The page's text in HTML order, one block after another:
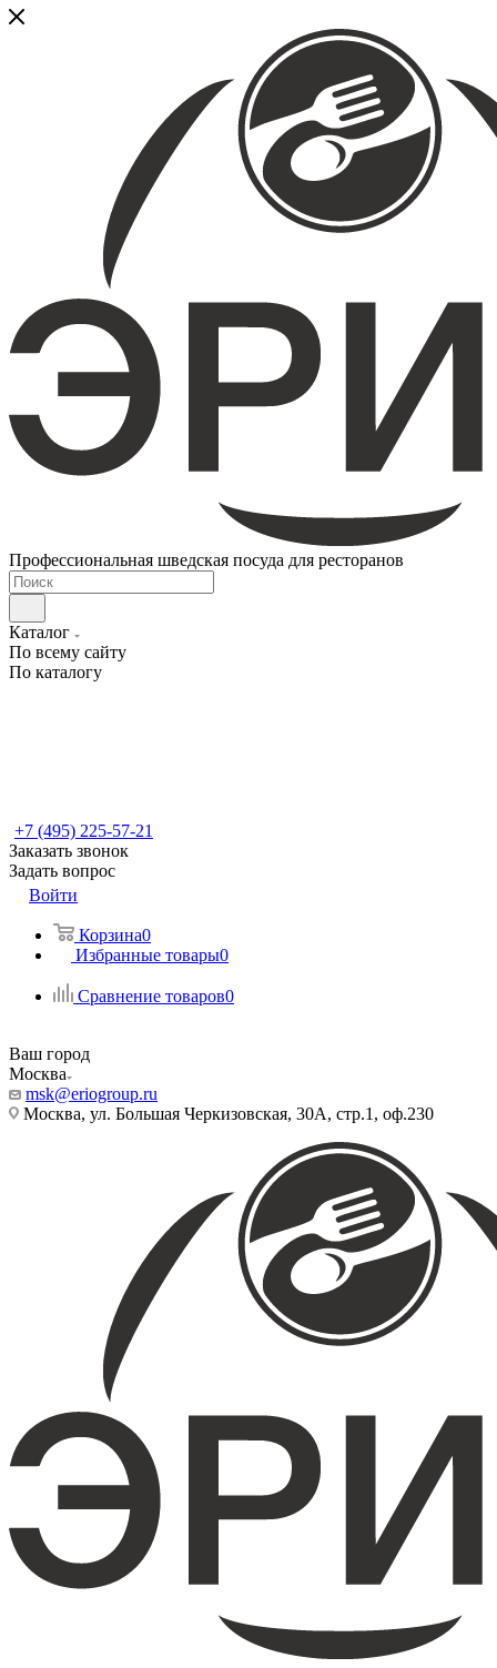
Профессиональная шведская посуда для ресторанов
Каталог
По всему сайту
По каталогу
+7 (495) 225-57-21
Заказать звонок
Задать вопрос
Войти
Корзина0
Избранные товары0
Сравнение товаров0
Ваш город
Москва
msk@eriogroup.ru
Москва, ул. Большая Черкизовская, 30А, стр.1, оф.230